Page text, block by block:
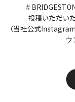
＃
投稿いただい
（当社公式
ウ